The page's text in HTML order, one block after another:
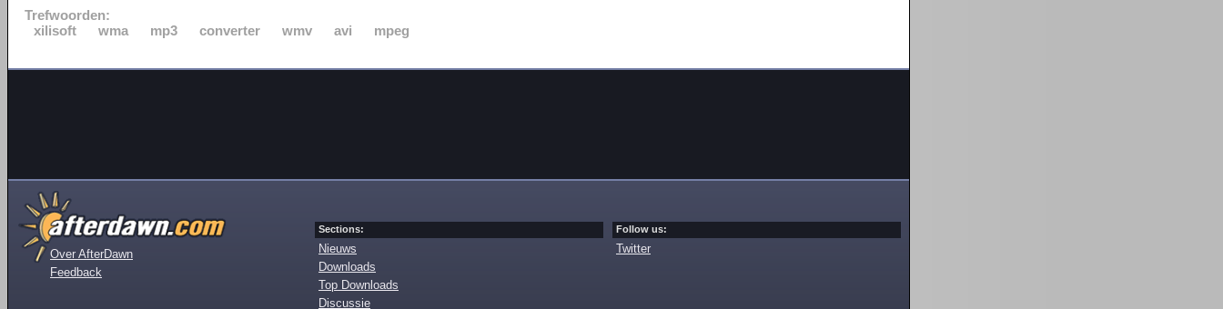
Trefwoorden:
xilisoft
wma mp3 converter wmv avi mpeg
Over AfterDawn
Feedback
Sections:
Nieuws
Downloads
Top Downloads
Discussie
Follow us:
Twitter